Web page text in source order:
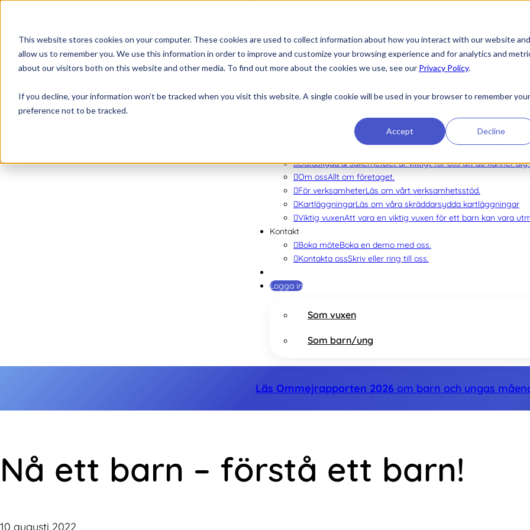
This website stores cookies on your computer. These cookies are used to collect information about how you interact with our website and
allow us to remember you. We use this information in order to improve and customize your browsing experience and for analytics and
about our visitors both on this website and other media. To find out more about the cookies we use, see our Privacy Policy.
If you decline, your information won’t be tracked when you visit this website. A single cookie will be used in your browser to remember your
preference not to be tracked.
Accept Decline
Att köpa in Ommej
Nyheter
EvenemangAnmälan till utbildningsdagar, webinarier och
Läs om hur Ommej fungerar för barn och
Dataskydd & säkerhetDet är viktigt för oss att du känner
Om ossAllt om företaget.
För verksamheterLäs om vårt verksamhetsstöd.
KartläggningarLäs om våra skräddarsydda kartläggningar
Viktig vuxenAtt vara en viktig vuxen för ett barn kan vara
Kontakt
Boka möteBoka en demo med oss.
Kontakta ossSkriv eller ring till oss.
Logga in
Som vuxen
Som barn/ung
Läs Ommejrapporten 2026 om barn och ungas
Nå ett barn – förstå ett barn!
10 augusti 2022